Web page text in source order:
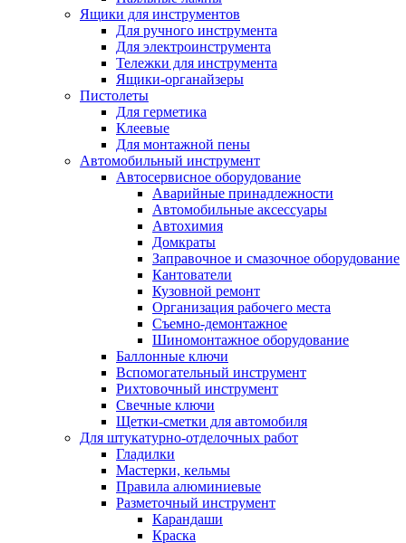
Ящики для инструментов
Для ручного инструмента
Для электроинструмента
Тележки для инструмента
Ящики-органайзеры
Пистолеты
Для герметика
Клеевые
Для монтажной пены
Автомобильный инструмент
Автосервисное оборудование
Аварийные принадлежности
Автомобильные аксессуары
Автохимия
Домкраты
Заправочное и смазочное оборудование
Кантователи
Кузовной ремонт
Организация рабочего места
Съемно-демонтажное
Шиномонтажное оборудование
Баллонные ключи
Вспомогательный инструмент
Рихтовочный инструмент
Свечные ключи
Щетки-сметки для автомобиля
Для штукатурно-отделочных работ
Гладилки
Мастерки, кельмы
Правила алюминиевые
Разметочный инструмент
Карандаши
Краска